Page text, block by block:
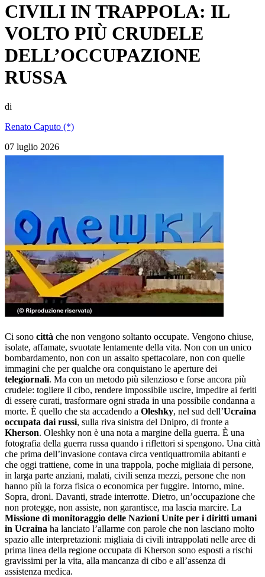
CIVILI IN TRAPPOLA: IL
VOLTO PIÙ CRUDELE
DELL’OCCUPAZIONE
RUSSA
di
Renato Caputo (*)
07 luglio 2026
Ci sono città che non vengono soltanto occupate. Vengono chiuse,
isolate, affamate, svuotate lentamente della vita. Non con un unico
bombardamento, non con un assalto spettacolare, non con quelle
immagini che per qualche ora conquistano le aperture dei
telegiornali. Ma con un metodo più silenzioso e forse ancora più
crudele: togliere il cibo, rendere impossibile uscire, impedire ai feriti
di essere curati, trasformare ogni strada in una possibile condanna a
morte. È quello che sta accadendo a Oleshky, nel sud dell’Ucraina
occupata dai russi, sulla riva sinistra del Dnipro, di fronte a
Kherson. Oleshky non è una nota a margine della guerra. È una
fotografia della guerra russa quando i riflettori si spengono. Una città
che prima dell’invasione contava circa ventiquattromila abitanti e
che oggi trattiene, come in una trappola, poche migliaia di persone,
in larga parte anziani, malati, civili senza mezzi, persone che non
hanno più la forza fisica o economica per fuggire. Intorno, mine.
Sopra, droni. Davanti, strade interrotte. Dietro, un’occupazione che
non protegge, non assiste, non garantisce, ma lascia marcire. La
Missione di monitoraggio delle Nazioni Unite per i diritti umani
in Ucraina ha lanciato l’allarme con parole che non lasciano molto
spazio alle interpretazioni: migliaia di civili intrappolati nelle aree di
prima linea della regione occupata di Kherson sono esposti a rischi
gravissimi per la vita, alla mancanza di cibo e all’assenza di
assistenza medica.